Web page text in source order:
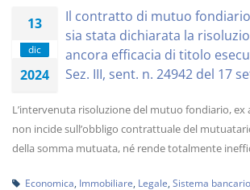
13
dic
2024
Il contratto di mutuo
sia stata dichiarata la
ancora efficacia di titolo
Sez. III, sent. n. 24942 del 17
L’intervenuta risoluzione del mutuo fondiario, ex
non incide sull’obbligo contrattuale del
della somma mutuata, né rende totalmente
Economica Immobiliare Legale Sistema bancario